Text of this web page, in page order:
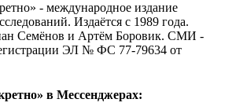
- международное издание
Издаётся с 1989 года.
Семёнов и Артём Боровик. CМИ -
ЭЛ № ФС 77-79634 от
в Мессенджерах: